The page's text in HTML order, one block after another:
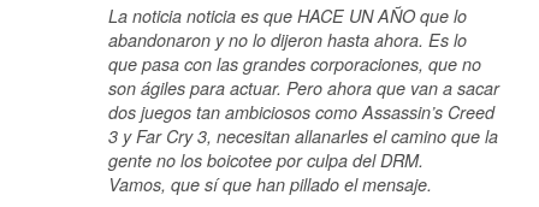
La noticia noticia es que HACE UN AÑO que lo
abandonaron y no lo dijeron hasta ahora. Es lo
que pasa con las grandes corporaciones, que no
son ágiles para actuar. Pero ahora que van a sacar
dos juegos tan ambiciosos como Assassin’s Creed
3 y Far Cry 3, necesitan allanarles el camino que la
gente no los boicotee por culpa del DRM.
Vamos, que sí que han pillado el mensaje.